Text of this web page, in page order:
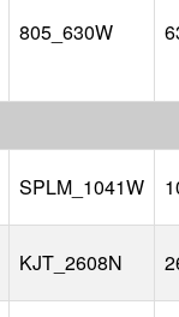
805_630W
SPLM_1041W
KJT_2608N